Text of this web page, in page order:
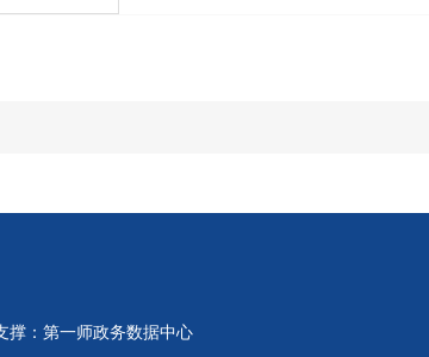
：第一师政务数据中心